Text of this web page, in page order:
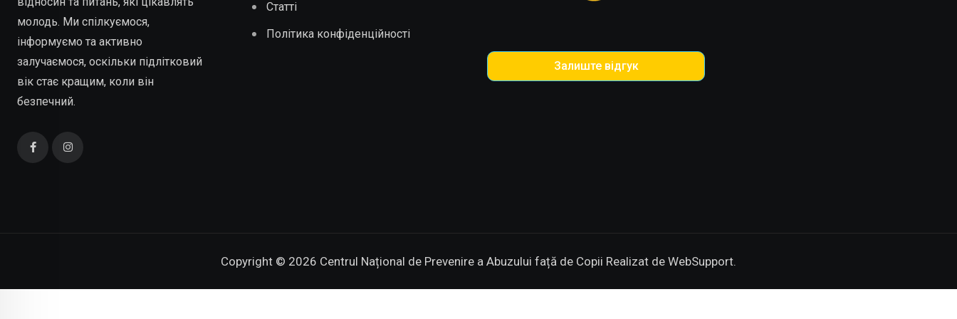
молодь. Ми спілкуємося,
інформуємо та активно
залучаємося, оскільки підлітковий
вік стає кращим, коли він
безпечний.
Статті
Політика конфіденційності
Залиште відгук
Copyright © 2026 Centrul Național de Prevenire a Abuzului față de Copii Realizat de WebSupport.